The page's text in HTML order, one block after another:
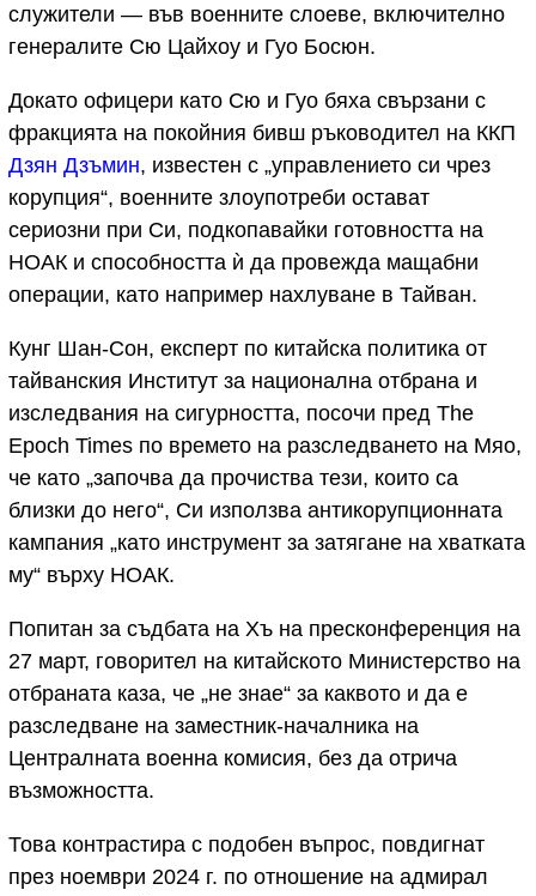
служители — във военните слоеве, включително
генералите Сю Цайхоу и Гуо Босюн.
Докато офицери като Сю и Гуо бяха свързани с
фракцията на покойния бивш ръководител на ККП
Дзян Дзъмин, известен с „управлението си чрез
корупция“, военните злоупотреби остават
сериозни при Си, подкопавайки готовността на
НОАК и способността ѝ да провежда мащабни
операции, като например нахлуване в Тайван.
Кунг Шан-Сон, експерт по китайска политика от
тайванския Институт за национална отбрана и
изследвания на сигурността, посочи пред The
Epoch Times по времето на разследването на Мяо,
че като „започва да прочиства тези, които са
близки до него“, Си използва антикорупционната
кампания „като инструмент за затягане на хватката
му“ върху НОАК.
Попитан за съдбата на Хъ на пресконференция на
27 март, говорител на китайското Министерство на
отбраната каза, че „не знае“ за каквото и да е
разследване на заместник-началника на
Централната военна комисия, без да отрича
възможността.
Това контрастира с подобен въпрос, повдигнат
през ноември 2024 г. по отношение на адмирал